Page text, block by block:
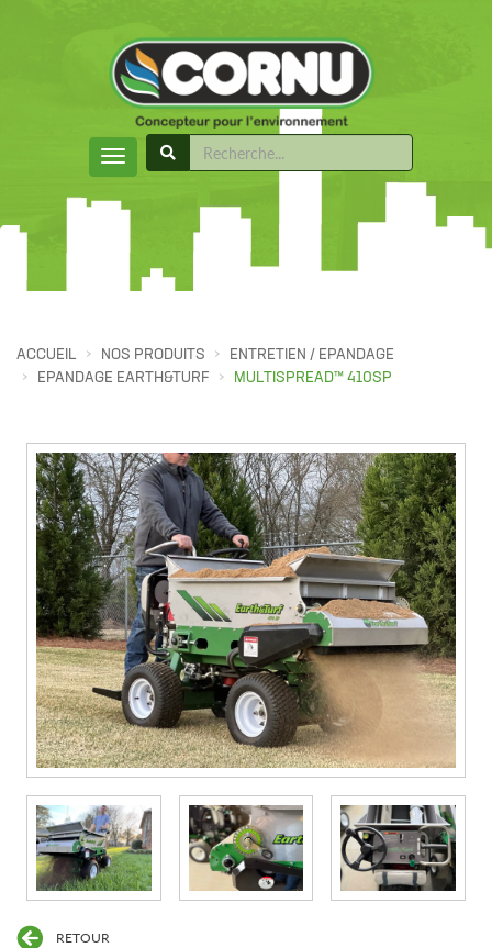
ACCUEIL NOS PRODUITS
ENTRETIEN / EPANDAGE
EPANDAGE EARTH&TURF
MULTISPREAD™ 410SP
RETOUR